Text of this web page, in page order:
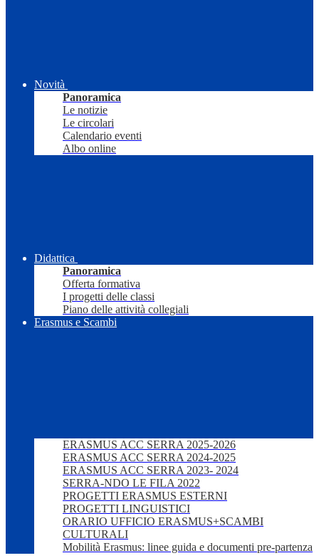
Novità
Panoramica
Le notizie
Le circolari
Calendario eventi
Albo online
Didattica
Panoramica
Offerta formativa
I progetti delle classi
Piano delle attività collegiali
Erasmus e Scambi
ERASMUS ACC SERRA 2025-2026
ERASMUS ACC SERRA 2024-2025
ERASMUS ACC SERRA 2023- 2024
SERRA-NDO LE FILA 2022
PROGETTI ERASMUS ESTERNI
PROGETTI LINGUISTICI
ORARIO UFFICIO ERASMUS+SCAMBI
CULTURALI
Mobilità Erasmus: linee guida e documenti pre-partenza